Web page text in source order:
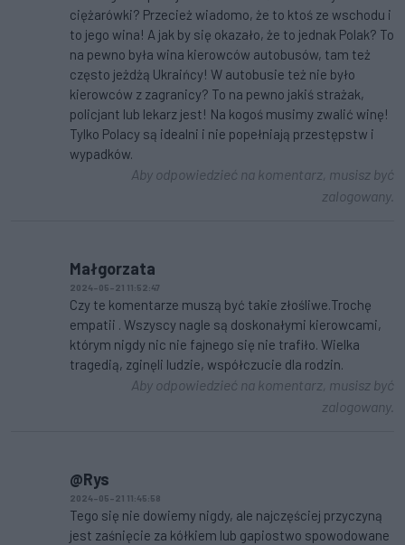
ciężarówki? Przecież wiadomo, że to ktoś ze wschodu i
to jego wina! A jak by się okazało, że to jednak Polak? To
na pewno była wina kierowców autobusów, tam też
często jeżdżą Ukraińcy! W autobusie też nie było
kierowców z zagranicy? To na pewno jakiś strażak,
policjant lub lekarz jest! Na kogoś musimy zwalić winę!
Tylko Polacy są idealni i nie popełniają przestępstw i
wypadków.
Aby odpowiedzieć na komentarz, musisz być
zalogowany.
Małgorzata
2024-05-21 11:52:47
Czy te komentarze muszą być takie złośliwe.Trochę
empatii . Wszyscy nagle są doskonałymi kierowcami,
którym nigdy nic nie fajnego się nie trafiło. Wielka
tragedią, zginęli ludzie, współczucie dla rodzin.
Aby odpowiedzieć na komentarz, musisz być
zalogowany.
@Rys
2024-05-21 11:45:58
Tego się nie dowiemy nigdy, ale najczęściej przyczyną
jest zaśnięcie za kółkiem lub gapiostwo spowodowane